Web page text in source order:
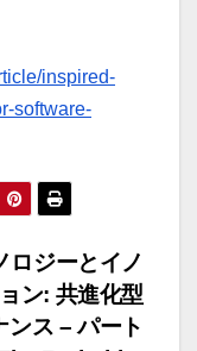
inspired-
software-
ロジーとイノ
ン: 共進化型
ンス – パート